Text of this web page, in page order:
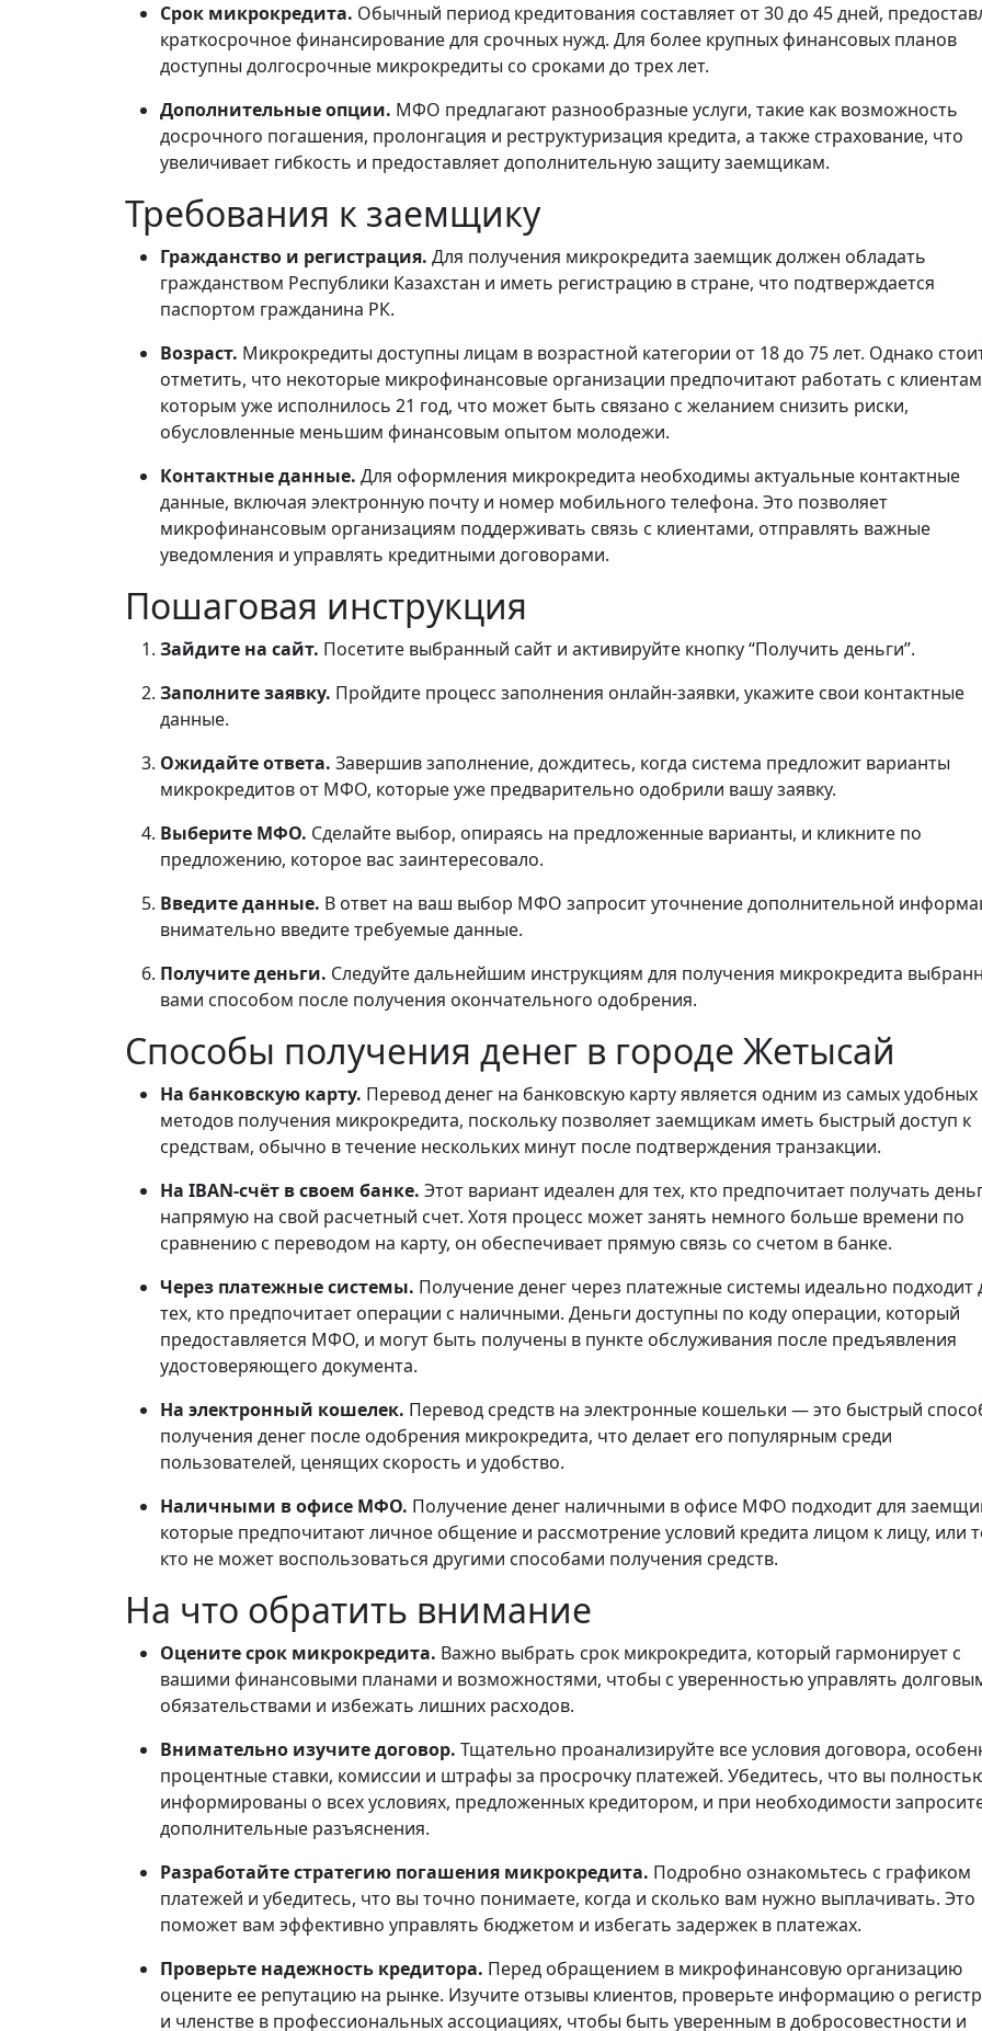
Срок микрокредита. Обычный период кредитования составляет от 30 до 45 дней,
краткосрочное финансирование для срочных нужд. Для более крупных финансовых планов
доступны долгосрочные микрокредиты со сроками до трех лет.
Дополнительные опции. МФО предлагают разнообразные услуги, такие как возможность
досрочного погашения, пролонгация и реструктуризация кредита, а также страхование, что
увеличивает гибкость и предоставляет дополнительную защиту заемщикам.
Требования к заемщику
Гражданство и регистрация. Для получения микрокредита заемщик должен обладать
гражданством Республики Казахстан и иметь регистрацию в стране, что подтверждается
паспортом гражданина РК.
Возраст. Микрокредиты доступны лицам в возрастной категории от 18 до 75 лет. Однако
отметить, что некоторые микрофинансовые организации предпочитают работать с
которым уже исполнилось 21 год, что может быть связано с желанием снизить риски,
обусловленные меньшим финансовым опытом молодежи.
Контактные данные. Для оформления микрокредита необходимы актуальные контактные
данные, включая электронную почту и номер мобильного телефона. Это позволяет
микрофинансовым организациям поддерживать связь с клиентами, отправлять важные
уведомления и управлять кредитными договорами.
Пошаговая инструкция
Зайдите на сайт. Посетите выбранный сайт и активируйте кнопку “Получить деньги”.
Заполните заявку. Пройдите процесс заполнения онлайн-заявки, укажите свои контактные
данные.
Ожидайте ответа. Завершив заполнение, дождитесь, когда система предложит варианты
микрокредитов от МФО, которые уже предварительно одобрили вашу заявку.
Выберите МФО. Сделайте выбор, опираясь на предложенные варианты, и кликните по
предложению, которое вас заинтересовало.
Введите данные. В ответ на ваш выбор МФО запросит уточнение дополнительной
внимательно введите требуемые данные.
Получите деньги. Следуйте дальнейшим инструкциям для получения микрокредита
вами способом после получения окончательного одобрения.
Способы получения денег в городе Жетысай
На банковскую карту. Перевод денег на банковскую карту является одним из самых удобных
методов получения микрокредита, поскольку позволяет заемщикам иметь быстрый доступ к
средствам, обычно в течение нескольких минут после подтверждения транзакции.
На IBAN-счёт в своем банке. Этот вариант идеален для тех, кто предпочитает получать
напрямую на свой расчетный счет. Хотя процесс может занять немного больше времени по
сравнению с переводом на карту, он обеспечивает прямую связь со счетом в банке.
Через платежные системы. Получение денег через платежные системы идеально подходит
тех, кто предпочитает операции с наличными. Деньги доступны по коду операции, который
предоставляется МФО, и могут быть получены в пункте обслуживания после предъявления
удостоверяющего документа.
На электронный кошелек. Перевод средств на электронные кошельки — это быстрый
получения денег после одобрения микрокредита, что делает его популярным среди
пользователей, ценящих скорость и удобство.
Наличными в офисе МФО. Получение денег наличными в офисе МФО подходит для
которые предпочитают личное общение и рассмотрение условий кредита лицом к лицу, или
кто не может воспользоваться другими способами получения средств.
На что обратить внимание
Оцените срок микрокредита. Важно выбрать срок микрокредита, который гармонирует с
вашими финансовыми планами и возможностями, чтобы с уверенностью управлять
обязательствами и избежать лишних расходов.
Внимательно изучите договор. Тщательно проанализируйте все условия договора,
процентные ставки, комиссии и штрафы за просрочку платежей. Убедитесь, что вы
информированы о всех условиях, предложенных кредитором, и при необходимости
дополнительные разъяснения.
Разработайте стратегию погашения микрокредита. Подробно ознакомьтесь с графиком
платежей и убедитесь, что вы точно понимаете, когда и сколько вам нужно выплачивать. Это
поможет вам эффективно управлять бюджетом и избегать задержек в платежах.
Проверьте надежность кредитора. Перед обращением в микрофинансовую организацию
оцените ее репутацию на рынке. Изучите отзывы клиентов, проверьте информацию о
и членстве в профессиональных ассоциациях, чтобы быть уверенным в добросовестности и